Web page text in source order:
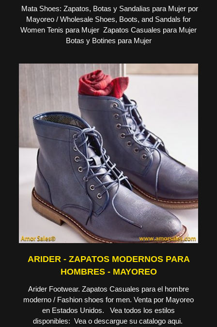
Mata Shoes: Zapatos, Botas y Sandalias para Mujer por
Mayoreo / Wholesale Shoes, Boots, and Sandals for
Women Tenis para Mujer Zapatos Casuales para Mujer
Botas y Botines para Mujer
ARIDER - ZAPATOS MODERNOS PARA
HOMBRES - MAYOREO
Arider Footwear. Zapatos Casuales para el hombre
moderno / Fashion shoes for men. Venta por Mayoreo
en Estados Unidos. Vea todos los estilos
disponibles: Vea o descargue su catalogo aqui.